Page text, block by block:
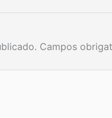
Campos